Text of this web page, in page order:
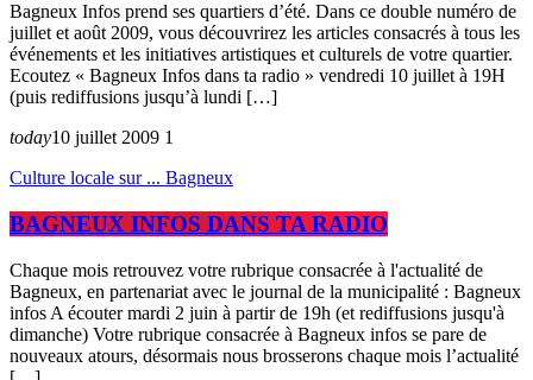
Bagneux Infos prend ses quartiers d’été. Dans ce double numéro de
juillet et août 2009, vous découvrirez les articles consacrés à tous les
événements et les initiatives artistiques et culturels de votre quartier.
Ecoutez « Bagneux Infos dans ta radio » vendredi 10 juillet à 19H
(puis rediffusions jusqu’à lundi […]
today10 juillet 2009 1
Culture locale sur ... Bagneux
BAGNEUX INFOS DANS TA RADIO
Chaque mois retrouvez votre rubrique consacrée à l'actualité de
Bagneux, en partenariat avec le journal de la municipalité : Bagneux
infos A écouter mardi 2 juin à partir de 19h (et rediffusions jusqu'à
dimanche) Votre rubrique consacrée à Bagneux infos se pare de
nouveaux atours, désormais nous brosserons chaque mois l’actualité